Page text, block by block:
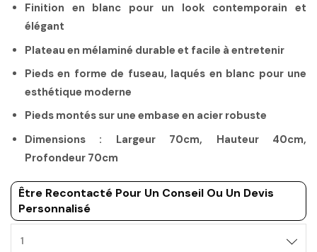
Finition en blanc pour un look contemporain et
élégant
Plateau en mélaminé durable et facile à entretenir
Pieds en forme de fuseau, laqués en blanc pour une
esthétique moderne
Pieds montés sur une embase en acier robuste
Dimensions : Largeur 70cm, Hauteur 40cm,
Profondeur 70cm
Être Recontacté Pour Un Conseil Ou Un Devis
Personnalisé